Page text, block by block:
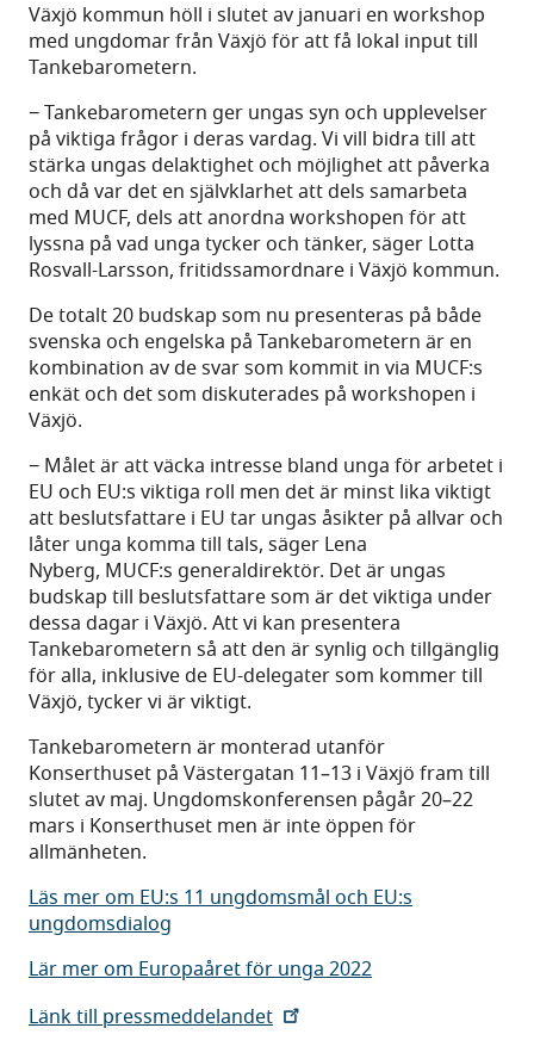
Växjö kommun höll i slutet av januari en workshop
med ungdomar från Växjö för att få lokal input till
Tankebarometern.
− Tankebarometern ger ungas syn och upplevelser
på viktiga frågor i deras vardag. Vi vill bidra till att
stärka ungas delaktighet och möjlighet att påverka
och då var det en självklarhet att dels samarbeta
med MUCF, dels att anordna workshopen för att
lyssna på vad unga tycker och tänker, säger Lotta
Rosvall-Larsson, fritidssamordnare i Växjö kommun.
De totalt 20 budskap som nu presenteras på både
svenska och engelska på Tankebarometern är en
kombination av de svar som kommit in via MUCF:s
enkät och det som diskuterades på workshopen i
Växjö.
− Målet är att väcka intresse bland unga för arbetet i
EU och EU:s viktiga roll men det är minst lika viktigt
att beslutsfattare i EU tar ungas åsikter på allvar och
låter unga komma till tals, säger Lena
Nyberg, MUCF:s generaldirektör. Det är ungas
budskap till beslutsfattare som är det viktiga under
dessa dagar i Växjö. Att vi kan presentera
Tankebarometern så att den är synlig och tillgänglig
för alla, inklusive de EU-delegater som kommer till
Växjö, tycker vi är viktigt.
Tankebarometern är monterad utanför
Konserthuset på Västergatan 11–13 i Växjö fram till
slutet av maj. Ungdomskonferensen pågår 20–22
mars i Konserthuset men är inte öppen för
allmänheten.
Läs mer om EU:s 11 ungdomsmål och EU:s
ungdomsdialog
Lär mer om Europaåret för unga 2022
Länk till pressmeddelandet